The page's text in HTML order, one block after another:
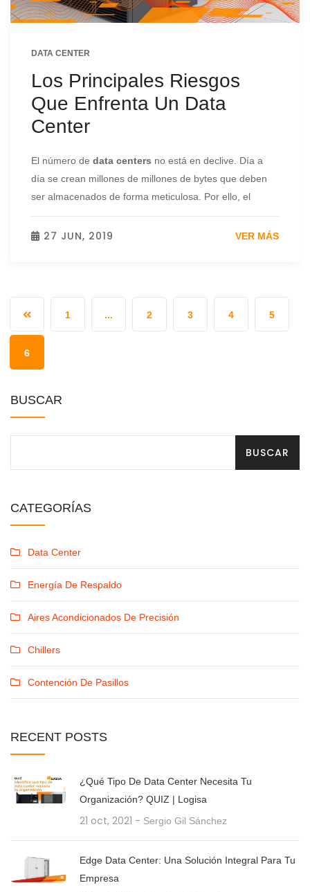
DATA CENTER
Los Principales Riesgos
Que Enfrenta Un Data
Center
El número de data centers no está en declive. Día a
día se crean millones de millones de bytes que deben
ser almacenados de forma meticulosa. Por ello, el
27 JUN, 2019 VER MÁS
1 ... 2 3 4 5
6
BUSCAR
BUSCAR
CATEGORÍAS
Data Center
Energía De Respaldo
Aires Acondicionados De Precisión
Chillers
Contención De Pasillos
RECENT POSTS
¿Qué Tipo De Data Center Necesita Tu
Organización? QUIZ | Logisa
21 oct, 2021 - Sergio Gil Sánchez
Edge Data Center: Una Solución Integral Para Tu
Empresa